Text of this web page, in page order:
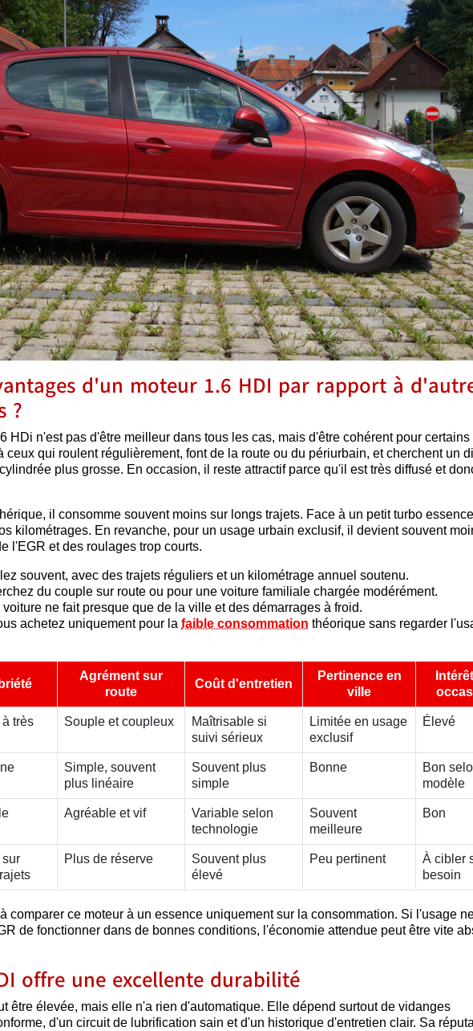
d'un moteur 1.6 HDI par rapport à
?
HDi n'est pas d'être meilleur dans tous les cas, mais d'être cohérent pour certains
ceux qui roulent régulièrement, font de la route ou du périurbain, et cherchent un
plus grosse. En occasion, il reste attractif parce qu'il est très diffusé et
il consomme souvent moins sur longs trajets. Face à un petit turbo
kilométrages. En revanche, pour un usage urbain exclusif, il devient souvent
l'EGR et des roulages trop courts.
souvent, avec des trajets réguliers et un kilométrage annuel soutenu.
du couple sur route ou pour une voiture familiale chargée modérément.
voiture ne fait presque que de la ville et des démarrages à froid.
achetez uniquement pour la faible consommation théorique sans regarder
Agrément sur
route
Coût d'entretien
Pertinence en
ville
très
Souple et coupleux
Maîtrisable si
suivi sérieux
Limitée en usage
exclusif
Élevé
Simple, souvent
plus linéaire
Souvent plus
simple
Bonne
Bon
modèle
Agréable et vif
Variable selon
technologie
Souvent
meilleure
Bon
sur
Plus de réserve
Souvent plus
élevé
Peu pertinent
À cibler
besoin
comparer ce moteur à un essence uniquement sur la consommation. Si l'usage
de fonctionner dans de bonnes conditions, l'économie attendue peut être vite
offre une excellente durabilité
être élevée, mais elle n'a rien d'automatique. Elle dépend surtout de vidanges
d'un circuit de lubrification sain et d'un historique d'entretien clair. Sa